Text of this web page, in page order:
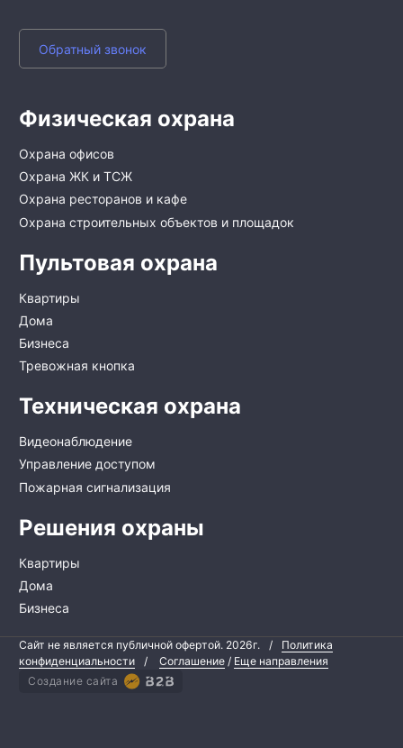
Обратный звонок
Физическая охрана
Охрана офисов
Охрана ЖК и ТСЖ
Охрана ресторанов и кафе
Охрана строительных объектов и площадок
Пультовая охрана
Квартиры
Дома
Бизнеса
Тревожная кнопка
Техническая охрана
Видеонаблюдение
Управление доступом
Пожарная сигнализация
Решения охраны
Квартиры
Дома
Бизнеса
Сайт не является публичной офертой. 2026г. /
Политика
конфиденциальности
/ Соглашение / Еще направления
Создание сайта